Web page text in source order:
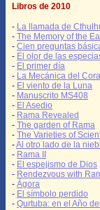
Libros de 2010
- La llamada de
- The Memory of the
- Cien preguntas
- El olor de las
- El primer día
- La Mecánica del
- El viento de la Luna
- Manuscrito MS408
- El Asedio
- Rama Revealed
- The garden of Rama
- The Varieties of
-Al otro lado de la
- Rama II
- El espejismo de Dios
- Rendezvous with
- Ágora
- El símbolo perdido
- Qurtuba: en el Año